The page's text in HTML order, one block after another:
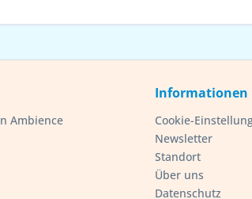
Ambience
Informationen
Cookie-
Newsletter
Standort
Über uns
Datenschutz